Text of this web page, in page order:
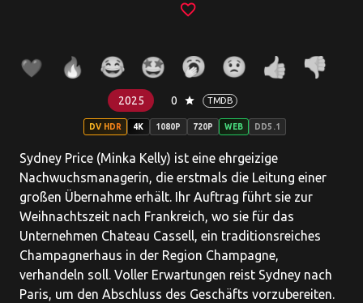
favorite_border
2025 0 star TMDB
DV HDR 4K 1080P 720P WEB DD5.1
Sydney Price (Minka Kelly) ist eine ehrgeizige
Nachwuchsmanagerin, die erstmals die Leitung einer
großen Übernahme erhält. Ihr Auftrag führt sie zur
Weihnachtszeit nach Frankreich, wo sie für das
Unternehmen Chateau Cassell, ein traditionsreiches
Champagnerhaus in der Region Champagne,
verhandeln soll. Voller Erwartungen reist Sydney nach
Paris, um den Abschluss des Geschäfts vorzubereiten.